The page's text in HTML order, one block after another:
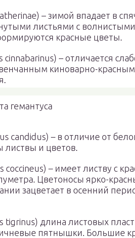
– зимой впадает в
листьями с
красные цветы.
– отличается
киноварно-
гемантуса
candidus) – в отличие от
и цветов.
– имеет листву с
Цветоносы ярко-
зацветает в осенний
tigrinus) длина листовых
пятнышки. Большие